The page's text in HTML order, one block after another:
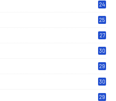
24
25
27
30
29
30
29